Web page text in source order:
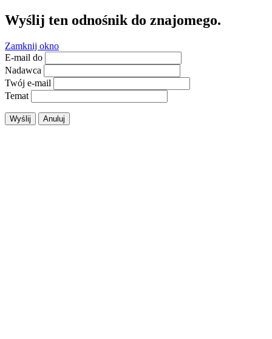
Wyślij ten odnośnik do znajomego.
Zamknij okno
E-mail do
Nadawca
Twój e-mail
Temat
Wyślij Anuluj